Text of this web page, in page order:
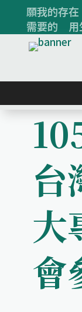
願我的存
需要的 用
大
會